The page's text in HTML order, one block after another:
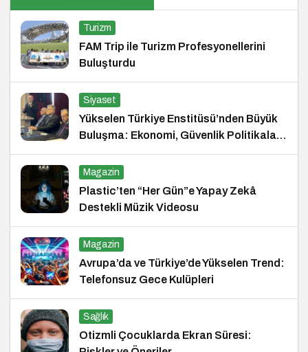
Turizm
FAM Trip ile Turizm Profesyonellerini
Buluşturdu
Siyaset
Yükselen Türkiye Enstitüsü’nden Büyük
Buluşma: Ekonomi, Güvenlik Politikaları
ve Hukuk Konferansı
Magazin
Plastic’ten “Her Gün”e Yapay Zekâ
Destekli Müzik Videosu
Magazin
Avrupa’da ve Türkiye’de Yükselen Trend:
Telefonsuz Gece Kulüpleri
Sağlık
Otizmli Çocuklarda Ekran Süresi: